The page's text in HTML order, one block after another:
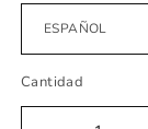
Cantidad